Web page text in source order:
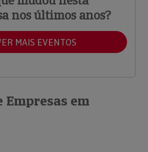
nos últimos anos?
MAIS EVENTOS
Empresas em